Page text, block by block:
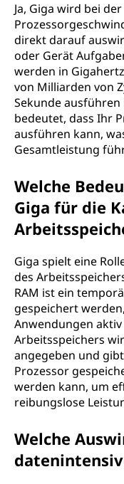
Ja, Giga wird bei
direkt darauf
oder Gerät
werden in
von Milliarden von
Sekunde
bedeutet, dass Ihr
ausführen kann,
Gesamtleistung
Welche
Giga für die
Giga spielt eine
des
RAM ist ein
gespeichert
Anwendungen
Arbeitsspeichers
angegeben und
Prozessor
werden kann, um
reibungslose
Welche